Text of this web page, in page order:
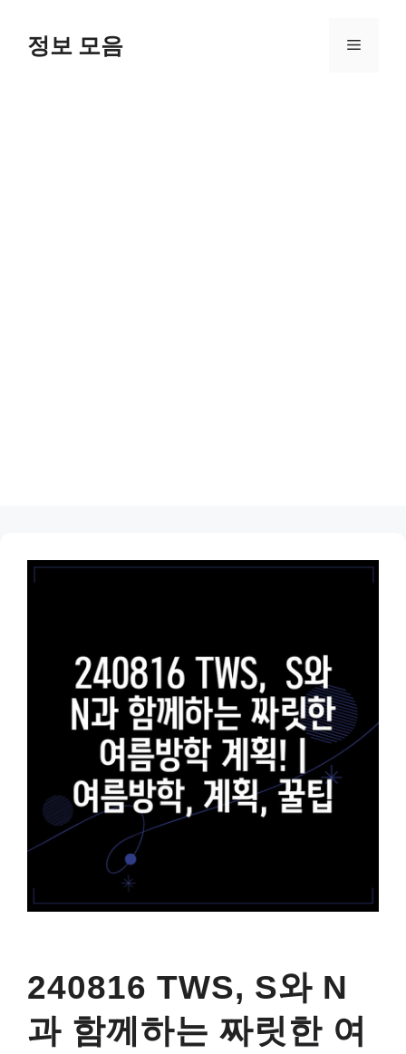
content정보 모음 Menu
240816 TWS, S와 N
과 함께하는 짜릿한 여